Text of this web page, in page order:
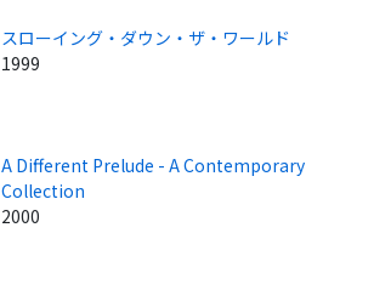
スローイング・ダウン・ザ・ワールド
1999
A Different Prelude - A Contemporary
Collection
2000